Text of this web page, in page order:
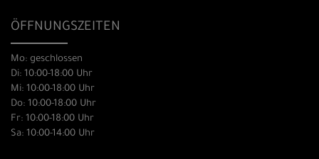
ÖFFNUNGSZEITEN
Mo: geschlossen
Di: 10:00-18:00 Uhr
Mi: 10:00-18:00 Uhr
Do: 10:00-18:00 Uhr
Fr: 10:00-18:00 Uhr
Sa: 10:00-14:00 Uhr